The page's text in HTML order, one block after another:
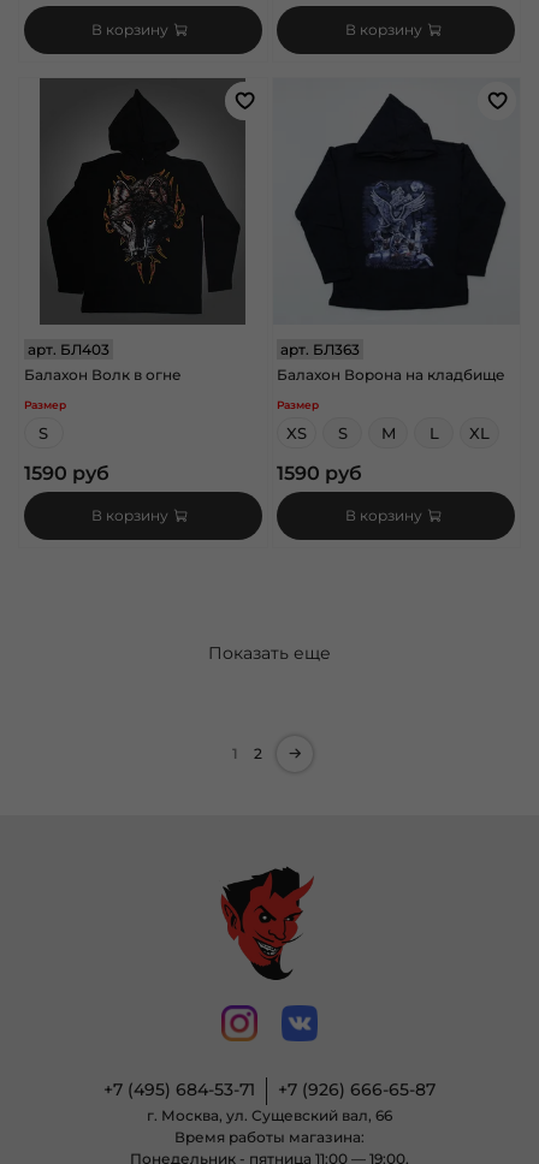
В корзину В корзину
арт. БЛ403
Балахон Волк в огне
Размер
S
1590 руб
В корзину
арт. БЛ363
Балахон Ворона на кладбище
Размер
XS S M L XL
1590 руб
В корзину
Показать еще
1 2
+7 (495) 684-53-71 +7 (926) 666-65-87
г. Москва, ул. Сущевский вал, 66
Время работы магазина:
Понедельник - пятница 11:00 — 19:00,